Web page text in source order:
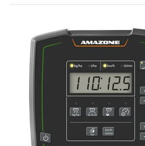
терминал
EasySet
тороразпръсквачки